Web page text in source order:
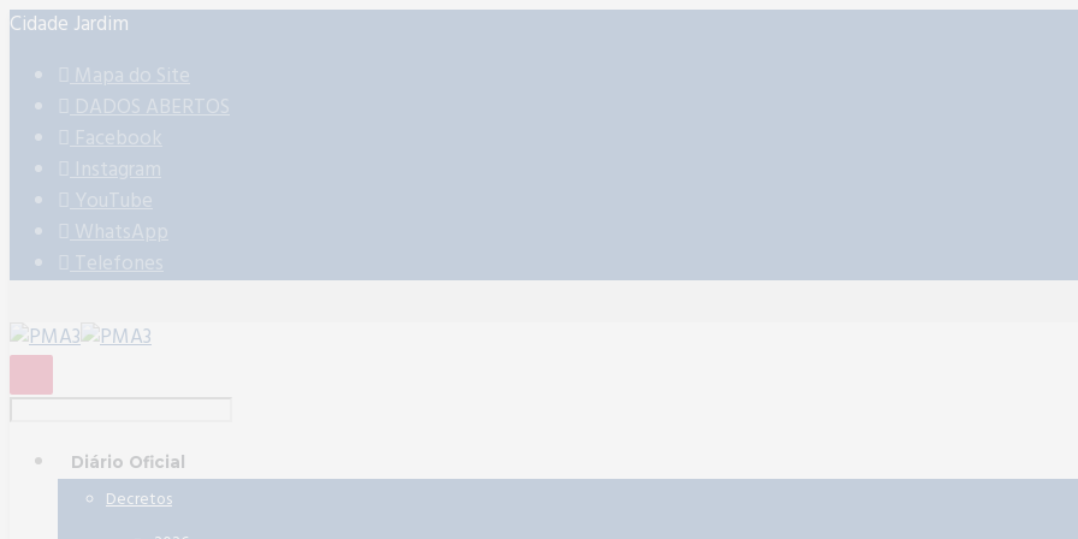
Cidade Jardim
Mapa do Site
DADOS ABERTOS
Facebook
Instagram
YouTube
WhatsApp
Telefones
Diário Oficial
Decretos